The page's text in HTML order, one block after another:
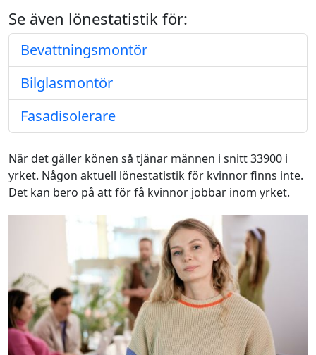
Se även lönestatistik för:
Bevattningsmontör
Bilglasmontör
Fasadisolerare
När det gäller könen så tjänar männen i snitt 33900 i
yrket. Någon aktuell lönestatistik för kvinnor finns inte.
Det kan bero på att för få kvinnor jobbar inom yrket.